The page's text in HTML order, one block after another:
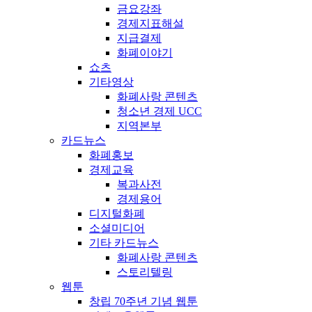
금요강좌
경제지표해설
지급결제
화폐이야기
쇼츠
기타영상
화폐사랑 콘텐츠
청소년 경제 UCC
지역본부
카드뉴스
화폐홍보
경제교육
복과사전
경제용어
디지털화폐
소셜미디어
기타 카드뉴스
화폐사랑 콘텐츠
스토리텔링
웹툰
창립 70주년 기념 웹툰